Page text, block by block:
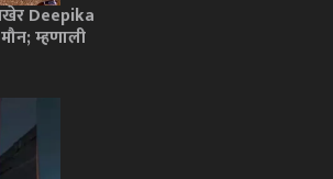
Deepika
म्हणाली